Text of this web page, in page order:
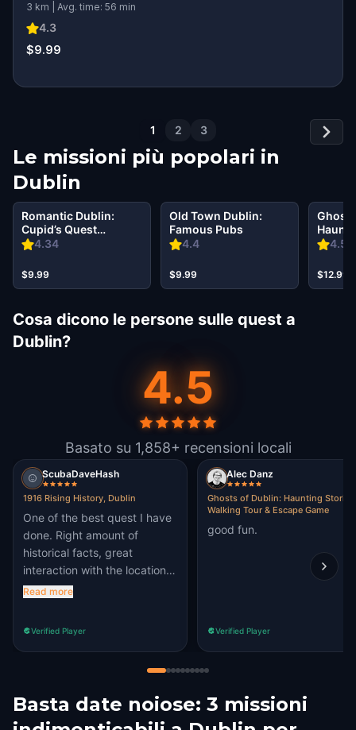
3 km | Avg. time: 56 min
4.3
$9.99
1 2 3
Le missioni più popolari in
Dublin
4.34
Romantic Dublin:
Cupid’s Quest
Walking Tour &
$9.99
4.4
Old Town Dublin:
Famous Pubs
$9.99
4.56
$12.99
Cosa dicono le persone sulle quest a
Dublin?
4.5
Basato su 1,858+ recensioni locali
ScubaDaveHash
1916 Rising History, Dublin
One of the best quest I have
done. Right amount of
historical facts, great
interaction with the location.
A must do in Dublin
Read more
Verified Player
Alec Danz
Ghosts of Dublin: Haunting Stories
Walking Tour & Escape Game
good fun.
Verified Player
Basta date noiose: 3 missioni